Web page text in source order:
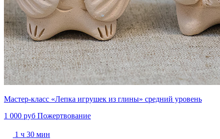
Мастер-класс «Лепка игрушек из глины» средний уровень
1 000 руб Пожертвование
1 ч 30 мин